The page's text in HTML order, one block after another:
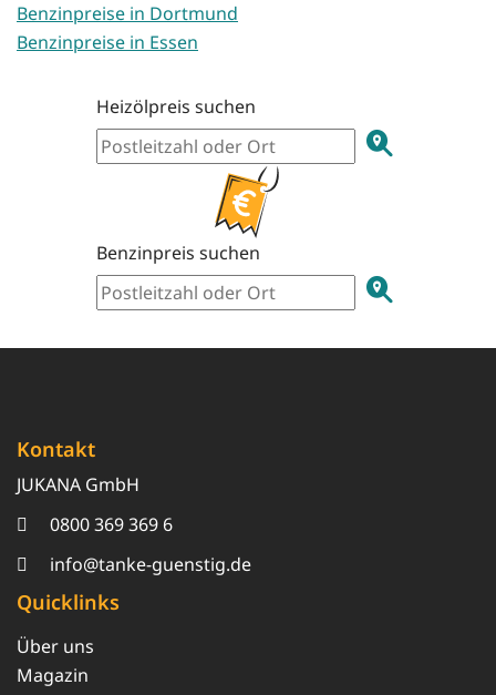
Benzinpreise in Dortmund
Benzinpreise in Essen
Heizölpreis suchen
Benzinpreis suchen
Kontakt
JUKANA GmbH
0800 369 369 6
info@tanke-guenstig.de
Quicklinks
Über uns
Magazin